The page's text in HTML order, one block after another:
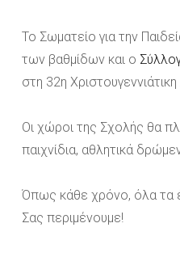
Το Σωματείο για την
των βαθμίδων και ο
στη 32η
Οι χώροι της Σχολής θα
παιχνίδια, αθλητικά
Όπως κάθε χρόνο, όλα τα
Σας περιμένουμε!